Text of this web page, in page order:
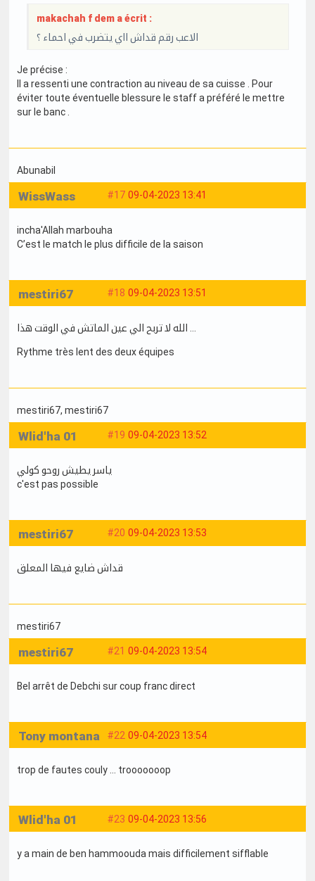
makachah f dem a écrit :
الاعب رقم قداش ااي يتضرب في احماء ؟
Je précise :
Il a ressenti une contraction au niveau de sa cuisse . Pour
éviter toute éventuelle blessure le staff a préféré le mettre
sur le banc .
Abunabil
#17 09-04-2023 13:41
WissWass
incha'Allah marbouha
C’est le match le plus difficile de la saison
#18 09-04-2023 13:51
mestiri67
Rythme très lent des deux équipes
mestiri67, mestiri67
#19 09-04-2023 13:52
Wlid'ha 01
ياسر يطيش روحو كولي
c'est pas possible
#20 09-04-2023 13:53
mestiri67
قداش ضايع فيها المعلق
mestiri67
#21 09-04-2023 13:54
mestiri67
Bel arrêt de Debchi sur coup franc direct
#22 09-04-2023 13:54
Tony montana
trop de fautes couly ... trooooooop
#23 09-04-2023 13:56
Wlid'ha 01
y a main de ben hammoouda mais difficilement sifflable